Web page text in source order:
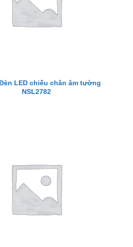
LED chiếu chân âm tường
NSL2782